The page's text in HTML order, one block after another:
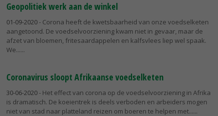
Geopolitiek werk aan de winkel
01-09-2020- Corona heeft de kwetsbaarheid van onze voedselketen
aangetoond. De voedselvoorziening kwam niet in gevaar, maar de
afzet van bloemen, fritesaardappelen en kalfsvlees liep wel spaak.
We...
Coronavirus sloopt Afrikaanse voedselketen
30-06-2020- Het effect van corona op de voedselvoorziening in Afrika
is dramatisch. De koeientrek is deels verboden en arbeiders mogen
niet van stad naar platteland reizen om boeren te helpen met...